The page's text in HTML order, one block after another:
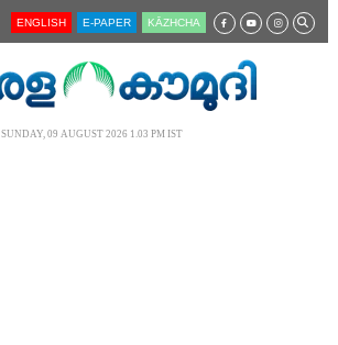
ENGLISH E-PAPER KĀZHCHA
SUNDAY, 09 AUGUST 2026 1.03 PM IST